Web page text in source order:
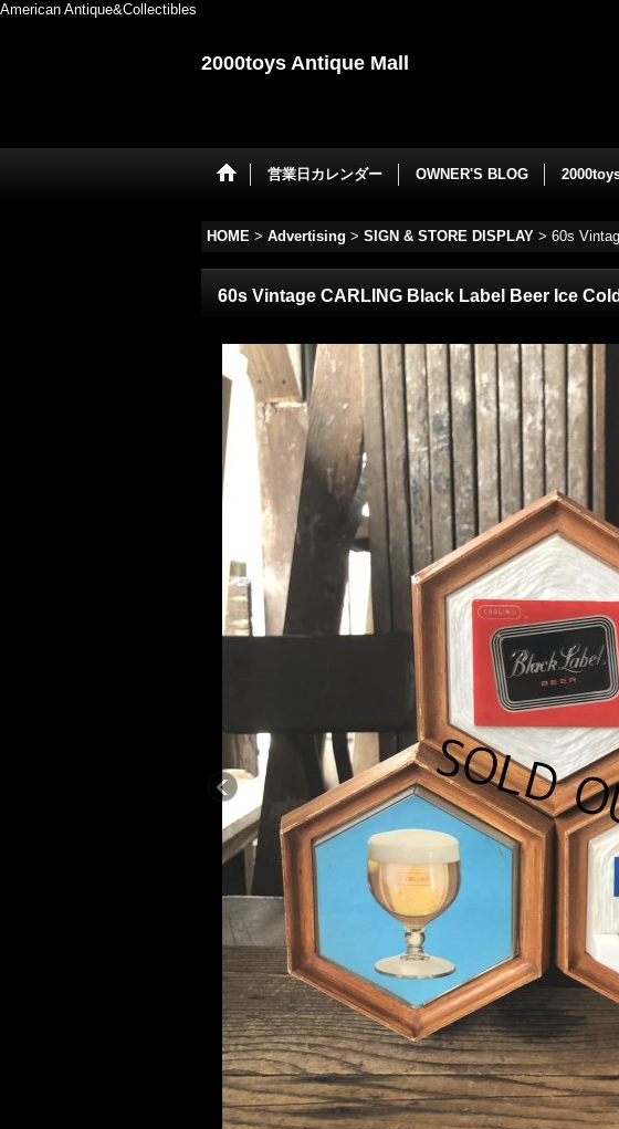
American Antique&Collectibles
2000toys Antique Mall
営業日カレンダー OWNER'S BLOG
HOME > Advertising > SIGN & STORE DISPLAY > 60s
60s Vintage CARLING Black Label Beer Ice